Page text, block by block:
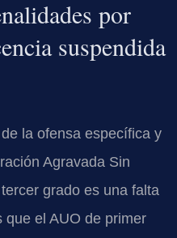
por
suspendida
la ofensa específica y
Agravada Sin
grado es una falta
que el AUO de primer